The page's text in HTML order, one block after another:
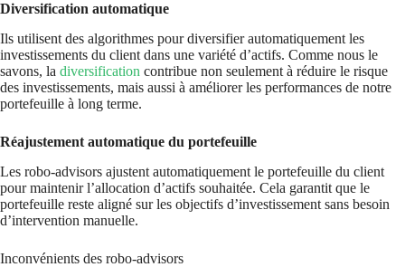
Diversification automatique
Ils utilisent des algorithmes pour diversifier automatiquement les
investissements du client dans une variété d’actifs. Comme nous le
savons, la diversification contribue non seulement à réduire le risque
des investissements, mais aussi à améliorer les performances de notre
portefeuille à long terme.
Réajustement automatique du portefeuille
Les robo-advisors ajustent automatiquement le portefeuille du client
pour maintenir l’allocation d’actifs souhaitée. Cela garantit que le
portefeuille reste aligné sur les objectifs d’investissement sans besoin
d’intervention manuelle.
Inconvénients des robo-advisors